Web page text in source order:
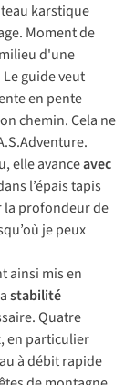
karstique
Moment de
d'une
guide veut
en pente
chemin. Cela ne
elle avanceavec
l’épais tapis
la profondeur de
je peux
ainsi mis en
stabilité
Quatre
en particulier
à débit rapide